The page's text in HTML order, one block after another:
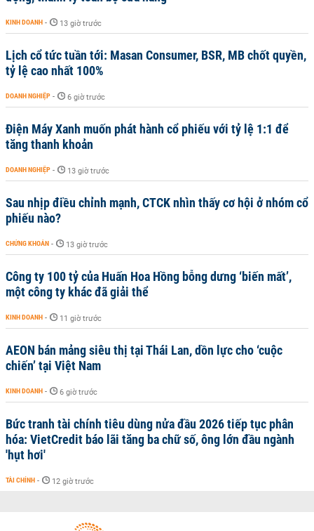
KINH DOANH - 13 giờ trước
Lịch cổ tức tuần tới: Masan Consumer, BSR, MB chốt quyền,
tỷ lệ cao nhất 100%
DOANH NGHIỆP - 6 giờ trước
Điện Máy Xanh muốn phát hành cổ phiếu với tỷ lệ 1:1 để
tăng thanh khoản
DOANH NGHIỆP - 13 giờ trước
Sau nhịp điều chỉnh mạnh, CTCK nhìn thấy cơ hội ở nhóm cổ
phiếu nào?
CHỨNG KHOÁN - 13 giờ trước
Công ty 100 tỷ của Huấn Hoa Hồng bỗng dưng ‘biến mất’,
một công ty khác đã giải thể
KINH DOANH - 11 giờ trước
AEON bán mảng siêu thị tại Thái Lan, dồn lực cho ‘cuộc
chiến’ tại Việt Nam
KINH DOANH - 6 giờ trước
Bức tranh tài chính tiêu dùng nửa đầu 2026 tiếp tục phân
hóa: VietCredit báo lãi tăng ba chữ số, ông lớn đầu ngành
'hụt hơi'
TÀI CHÍNH - 12 giờ trước